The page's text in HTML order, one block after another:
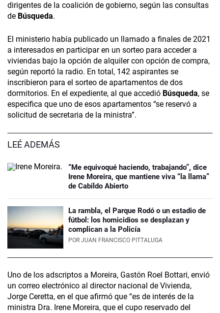
dirigentes de la coalición de gobierno, según las consultas
de Búsqueda.
El ministerio había publicado un llamado a finales de 2021
a interesados en participar en un sorteo para acceder a
viviendas bajo la opción de alquiler con opción de compra,
según reportó la radio. En total, 142 aspirantes se
inscribieron para el sorteo de apartamentos de dos
dormitorios. En el expediente, al que accedió Búsqueda, se
especifica que uno de esos apartamentos “se reservó a
solicitud de secretaria de la ministra”.
LEÉ ADEMÁS
“Me equivoqué haciendo, trabajando”, dice
Irene Moreira, que mantiene viva “la llama”
de Cabildo Abierto
La rambla, el Parque Rodó o un estadio de
fútbol: los homicidios se desplazan y
complican a la Policía
POR JUAN FRANCISCO PITTALUGA
Uno de los adscriptos a Moreira, Gastón Roel Bottari, envió
un correo electrónico al director nacional de Vivienda,
Jorge Ceretta, en el que afirmó que “es de interés de la
ministra Dra. Irene Moreira, que el cupo reservado del